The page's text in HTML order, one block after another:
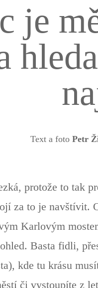
je
Text a foto Petr
protože to tak
za to je navštívit.
Karlovým
Basta fidli,
kde tu krásu
či vystoupíte z